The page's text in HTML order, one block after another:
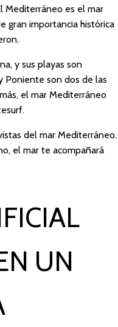
Mediterráneo es el mar
gran importancia histórica
y sus playas son
Poniente son dos de las
el mar Mediterráneo
del mar Mediterráneo.
el mar te acompañará
UN